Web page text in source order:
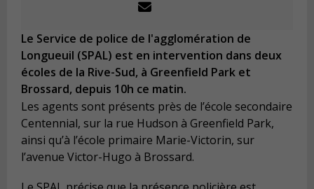
Le Service de police de l'agglomération de
Longueuil (SPAL) est en intervention dans deux
écoles de la Rive-Sud, à Greenfield Park et
Brossard, depuis 10h ce matin.
Les agents sont présents près de l’école secondaire
Centennial, sur la rue Hudson à Greenfield Park,
ainsi qu’à l’école primaire Marie-Victorin, sur
l’avenue Victor-Hugo à Brossard.